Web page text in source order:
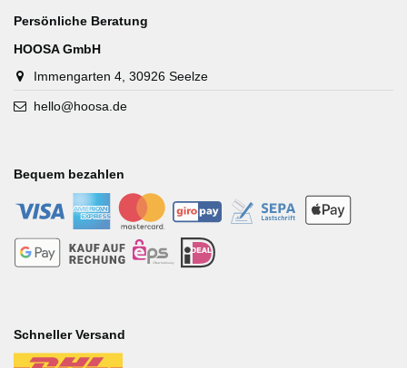
Persönliche Beratung
HOOSA GmbH
Immengarten 4, 30926 Seelze
hello@hoosa.de
Bequem bezahlen
-
- - - -
- - - -
Schneller Versand